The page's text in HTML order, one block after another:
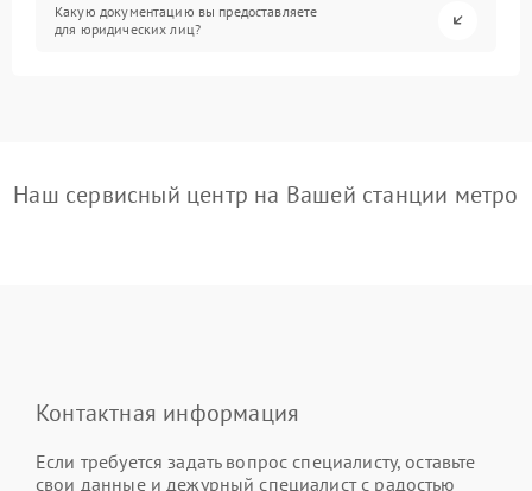
Какую документацию вы предоставляете
для юридических лиц?
Наш сервисный центр на Вашей станции метро
Контактная информация
Если требуется задать вопрос специалисту, оставьте
свои данные и дежурный специалист с радостью